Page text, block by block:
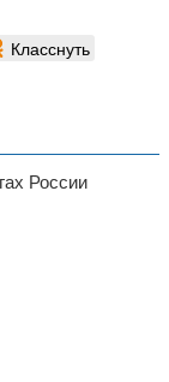
Класснуть
России